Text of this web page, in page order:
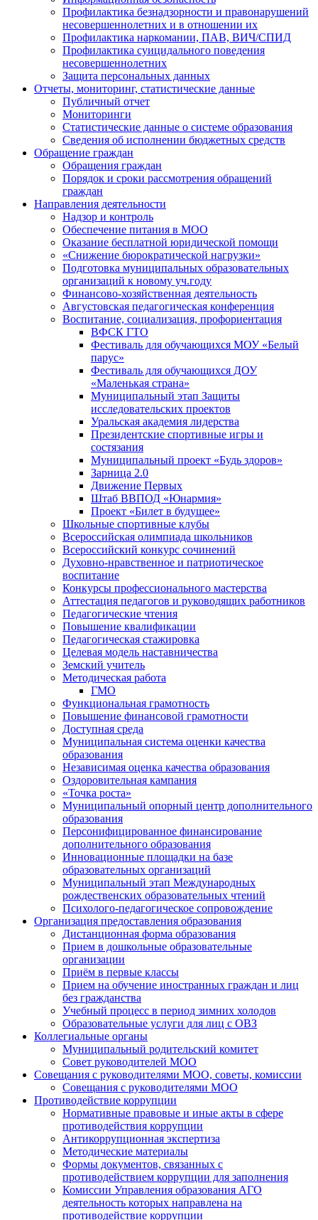
Профилактика безнадзорности и правонарушений
несовершеннолетних и в отношении их
Профилактика наркомании, ПАВ, ВИЧ/СПИД
Профилактика суицидального поведения
несовершеннолетних
Защита персональных данных
Отчеты, мониторинг, статистические данные
Публичный отчет
Мониторинги
Статистические данные о системе образования
Сведения об исполнении бюджетных средств
Обращение граждан
Обращения граждан
Порядок и сроки рассмотрения обращений
граждан
Направления деятельности
Надзор и контроль
Обеспечение питания в МОО
Оказание бесплатной юридической помощи
«Снижение бюрократической нагрузки»
Подготовка муниципальных образовательных
организаций к новому уч.году
Финансово-хозяйственная деятельность
Августовская педагогическая конференция
Воспитание, социализация, профориентация
ВФСК ГТО
Фестиваль для обучающихся МОУ «Белый
парус»
Фестиваль для обучающихся ДОУ
«Маленькая страна»
Муниципальный этап Защиты
исследовательских проектов
Уральская академия лидерства
Президентские спортивные игры и
состязания
Муниципальный проект «Будь здоров»
Зарница 2.0
Движение Первых
Штаб ВВПОД «Юнармия»
Проект «Билет в будущее»
Школьные спортивные клубы
Всероссийская олимпиада школьников
Всероссийский конкурс сочинений
Духовно-нравственное и патриотическое
воспитание
Конкурсы профессионального мастерства
Аттестация педагогов и руководящих работников
Педагогические чтения
Повышение квалификации
Педагогическая стажировка
Целевая модель наставничества
Земский учитель
Методическая работа
ГМО
Функциональная грамотность
Повышение финансовой грамотности
Доступная среда
Муниципальная система оценки качества
образования
Независимая оценка качества образования
Оздоровительная кампания
«Точка роста»
Муниципальный опорный центр дополнительного
образования
Персонифицированное финансирование
дополнительного образования
Инновационные площадки на базе
образовательных организаций
Муниципальный этап Международных
рождественских образовательных чтений
Психолого-педагогическое сопровождение
Организация предоставления образования
Дистанционная форма образования
Прием в дошкольные образовательные
организации
Приём в первые классы
Прием на обучение иностранных граждан и лиц
без гражданства
Учебный процесс в период зимних холодов
Образовательные услуги для лиц с ОВЗ
Коллегиальные органы
Муниципальный родительский комитет
Совет руководителей МОО
Совещания с руководителями МОО, советы, комиссии
Совещания с руководителями МОО
Противодействие коррупции
Нормативные правовые и иные акты в сфере
противодействия коррупции
Антикоррупционная экспертиза
Методические материалы
Формы документов, связанных с
противодействием коррупции для заполнения
Комиссии Управления образования АГО
деятельность которых направлена на
противодействие коррупции